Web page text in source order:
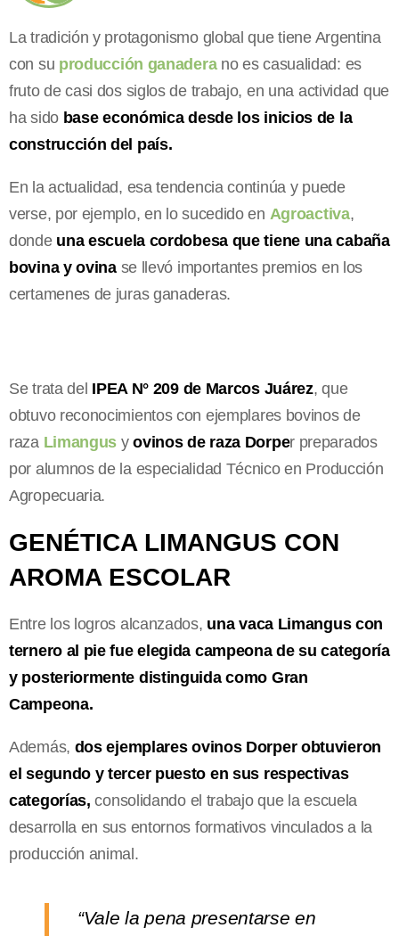
La tradición y protagonismo global que tiene Argentina
con su producción ganaderano es casualidad: es
fruto de casi dos siglos de trabajo, en una actividad que
ha sidobase económica desde los inicios de la
construcción del país.
En la actualidad, esa tendencia continúa y puede
verse, por ejemplo, en lo sucedido en Agroactiva,
donde una escuela cordobesa que tiene una cabaña
bovina y ovinase llevó importantes premios en los
certamenes de juras ganaderas.
Se trata del IPEA N° 209 de Marcos Juárez, que
obtuvo reconocimientos con ejemplares bovinos de
raza Limangus yovinos de raza Dorper preparados
por alumnos de la especialidad Técnico en Producción
Agropecuaria.
GENÉTICA LIMANGUS CON
AROMA ESCOLAR
Entre los logros alcanzados, una vaca Limangus con
ternero al pie fue elegida campeona de su categoría
y posteriormente distinguida como Gran
Campeona.
Además, dos ejemplares ovinos Dorper obtuvieron
el segundo y tercer puesto en sus respectivas
categorías, consolidando el trabajo que la escuela
desarrolla en sus entornos formativos vinculados a la
producción animal.
“Vale la pena presentarse en